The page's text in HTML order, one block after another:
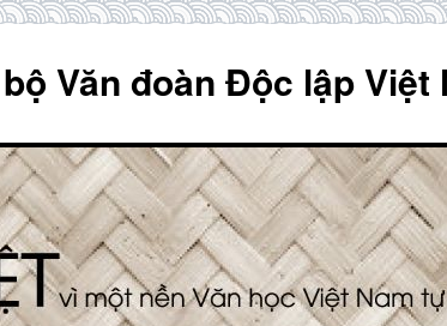
Văn đoàn Độc lập Việt